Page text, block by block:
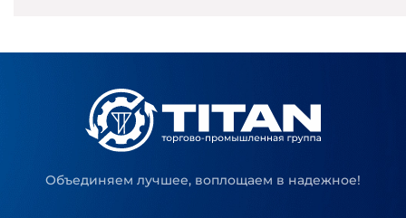
Объединяем лучшее, воплощаем в надежное!